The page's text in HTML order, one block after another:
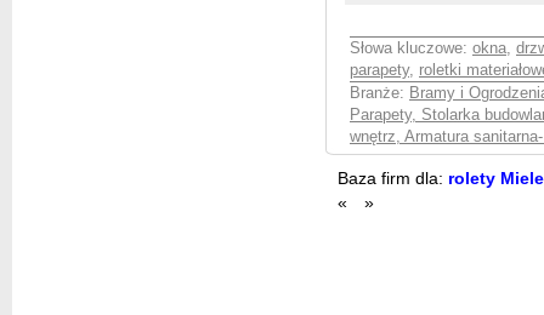
Słowa kluczowe: okna,
parapety, roletki
Branże: Bramy i
Parapety, Stolarka
wnętrz, Armatura
Baza firm dla: rolety
«
»